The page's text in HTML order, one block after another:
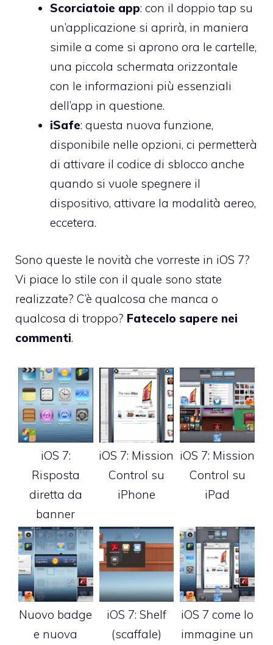
Scorciatoie app: con il doppio tap su
un’applicazione si aprirà, in maniera
simile a come si aprono ora le cartelle,
una piccola schermata orizzontale
con le informazioni più essenziali
dell’app in questione.
iSafe: questa nuova funzione,
disponibile nelle opzioni, ci permetterà
di attivare il codice di sblocco anche
quando si vuole spegnere il
dispositivo, attivare la modalità aereo,
eccetera.
Sono queste le novità che vorreste in iOS 7?
Vi piace lo stile con il quale sono state
realizzate? C’è qualcosa che manca o
qualcosa di troppo? Fatecelo sapere nei
commenti.
iOS 7:
Risposta
diretta da
banner
iOS 7: Mission
Control su
iPhone
iOS 7: Mission
Control su
iPad
Nuovo badge
e nuova
iOS 7: Shelf
(scaffale)
iOS 7 come lo
immagine un